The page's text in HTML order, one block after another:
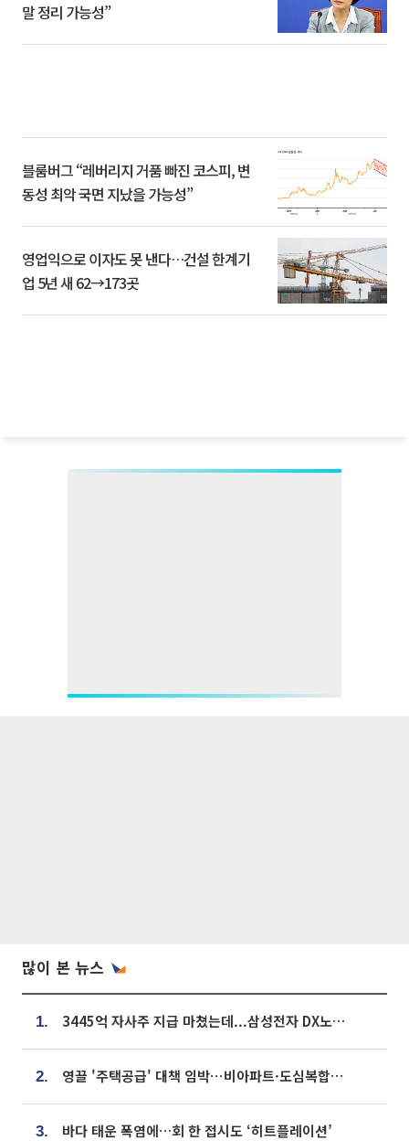
말 정리 가능성”
블룸버그 “레버리지 거품 빠진 코스피, 변
동성 최악 국면 지났을 가능성”
영업익으로 이자도 못 낸다…건설 한계기
업 5년 새 62→173곳
많이 본 뉴스
1. 3445억 자사주 지급 마쳤는데...삼성전자 DX노조, 뒤늦은 '떼쓰기 집회'
2. 영끌 '주택공급' 대책 임박⋯비아파트·도심복합까지 총동원
3. 바다 태운 폭염에…회 한 접시도 ‘히트플레이션’